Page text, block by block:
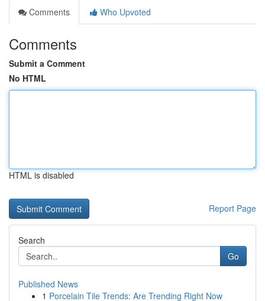
Comments
Who Upvoted
Comments
Submit a Comment
No HTML
HTML is disabled
Report Page
Search
Go
Published News
1 Porcelain Tile Trends: Are Trending Right Now